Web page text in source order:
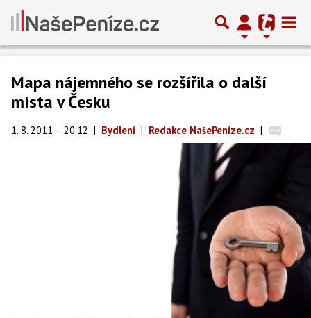
Mapa nájemného se rozšířila o další
místa v Česku
1. 8. 2011 – 20:12 | Bydlení | Redakce NašePeníze.cz |